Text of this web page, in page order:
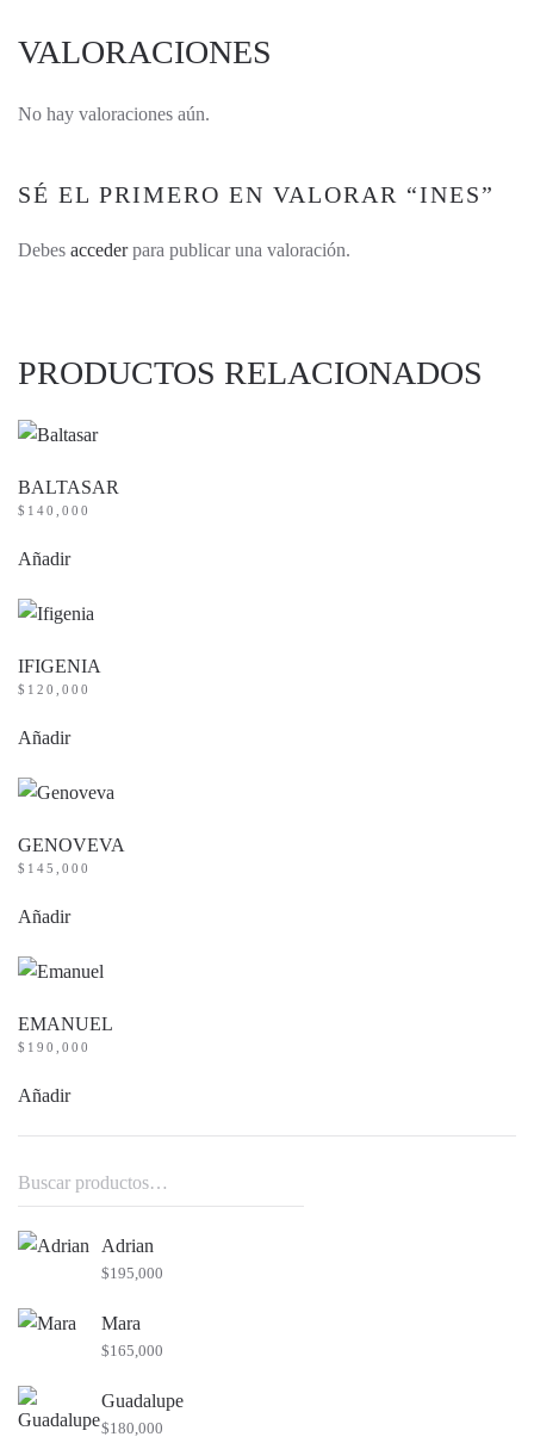
VALORACIONES
No hay valoraciones aún.
SÉ EL PRIMERO EN VALORAR “INES”
Debes accederpara publicar una valoración.
PRODUCTOS RELACIONADOS
BALTASAR
$ 140,000
Añadir
IFIGENIA
$ 120,000
Añadir
GENOVEVA
$ 145,000
Añadir
EMANUEL
$ 190,000
Añadir
Buscar
por:
Adrian
$195,000
Mara
$165,000
Guadalupe
$180,000